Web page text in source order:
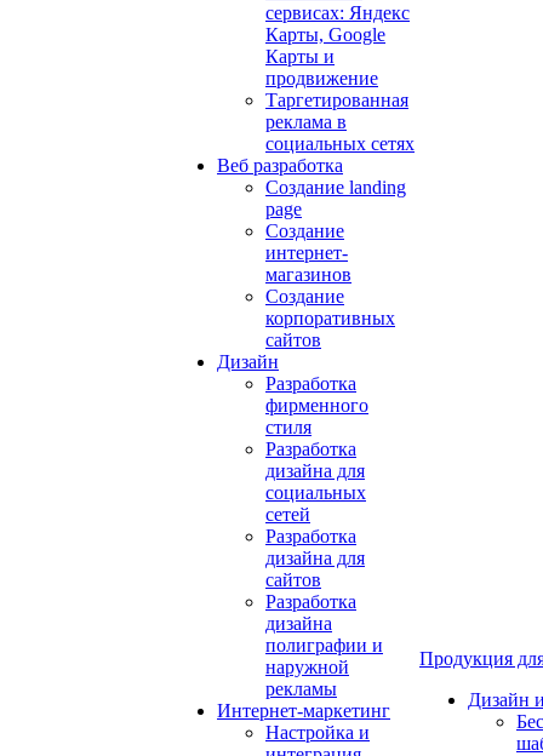
сервисах: Яндекс
Карты, Google
Карты и
продвижение
Таргетированная
реклама в
социальных сетях
Веб разработка
Создание landing
page
Создание
интернет-
магазинов
Создание
корпоративных
сайтов
Дизайн
Разработка
фирменного
стиля
Разработка
дизайна для
социальных
сетей
Разработка
дизайна для
сайтов
Разработка
дизайна
полиграфии и
наружной
рекламы
Интернет-маркетинг
Настройка и
Продукция
Дизайн